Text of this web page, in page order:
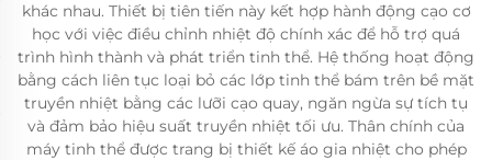
khác nhau. Thiết bị tiên tiến này kết hợp hành động cạo cơ
học với việc điều chỉnh nhiệt độ chính xác để hỗ trợ quá
trình hình thành và phát triển tinh thể. Hệ thống hoạt động
bằng cách liên tục loại bỏ các lớp tinh thể bám trên bề mặt
truyền nhiệt bằng các lưỡi cạo quay, ngăn ngừa sự tích tụ
và đảm bảo hiệu suất truyền nhiệt tối ưu. Thân chính của
máy tinh thể được trang bị thiết kế áo gia nhiệt cho phép